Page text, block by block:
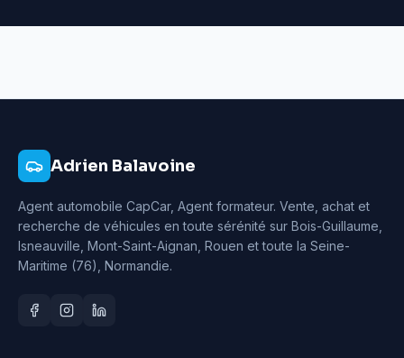
Adrien Balavoine
Agent automobile CapCar, Agent formateur. Vente, achat et
recherche de véhicules en toute sérénité sur Bois-Guillaume,
Isneauville, Mont-Saint-Aignan, Rouen et toute la Seine-
Maritime (76), Normandie.